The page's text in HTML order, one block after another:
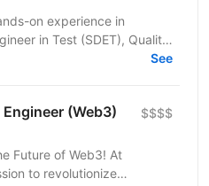
on experience in
in Test (SDET), Quality
Strong experience in...See
Engineer (Web3) $$$$
of Web3! At
to revolutionize